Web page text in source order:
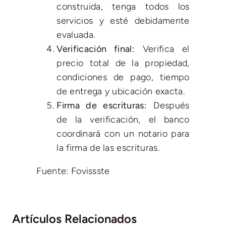
construida, tenga todos los
servicios y esté debidamente
evaluada.
Verificación final: Verifica el
precio total de la propiedad,
condiciones de pago, tiempo
de entrega y ubicación exacta.
Firma de escrituras: Después
de la verificación, el banco
coordinará con un notario para
la firma de las escrituras.
Fuente: Fovissste
Artículos Relacionados